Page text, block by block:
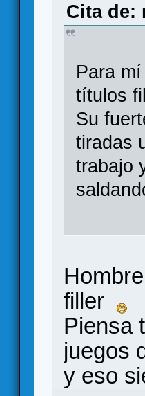
Cita de:
Para
títulos
Su
tiradas
trabajo
filler
Piensa
juegos
y eso